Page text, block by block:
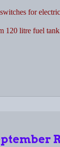
for
120 litre fuel